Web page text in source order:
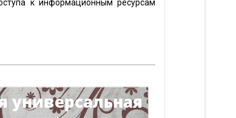
к информационным ресурсам